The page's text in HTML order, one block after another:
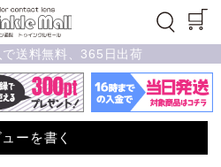
送料無料、365日出荷
ーを書く